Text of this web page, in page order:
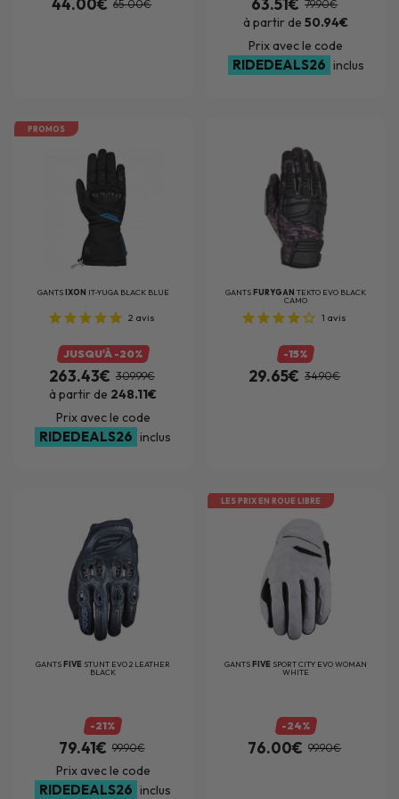
44.00€ 65.00€ 63.51€ 79.90€
à partir de50.94€
Prix avec le code
RIDEDEALS26 inclus
PROMOS
GANTSIXON IT-YUGA BLACK BLUE
2 avis
JUSQU'À -20%
263.43€ 309.99€
à partir de 248.11€
Prix avec le code
RIDEDEALS26 inclus
GANTSFURYGANTEKTO EVO BLACK
CAMO
1 avis
-15%
29.65€ 34.90€
GANTSFIVE STUNT EVO 2 LEATHER
BLACK
-21%
79.41€ 99.90€
Prix avec le code
RIDEDEALS26 inclus
LES PRIX EN ROUE LIBRE
GANTSFIVE SPORT CITY EVO WOMAN
WHITE
-24%
76.00€ 99.90€